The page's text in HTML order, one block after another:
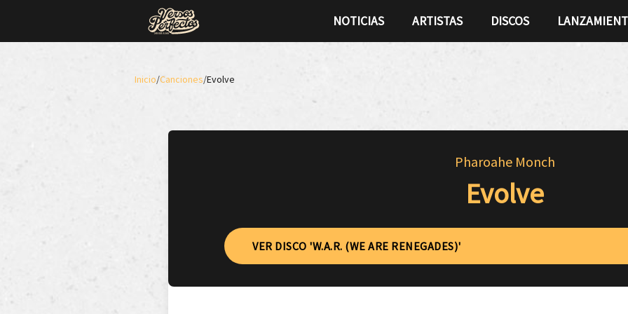
NOTICIAS ARTISTAS DISCOS
Inicio/Canciones/Evolve
Pharoahe Monch
Evolve
VER DISCO 'W.A.R. (WE ARE RENEGADES)'